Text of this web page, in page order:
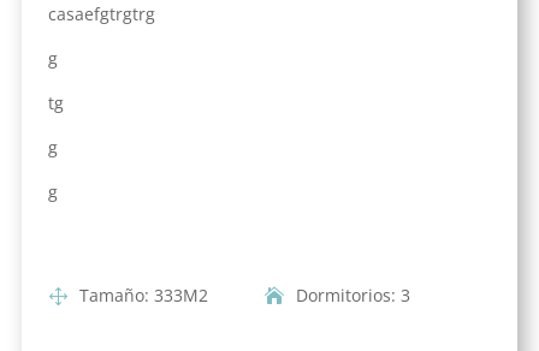
casaefgtrgtrg
g
tg
g
g
Tamaño: 333M2 Dormitorios: 3